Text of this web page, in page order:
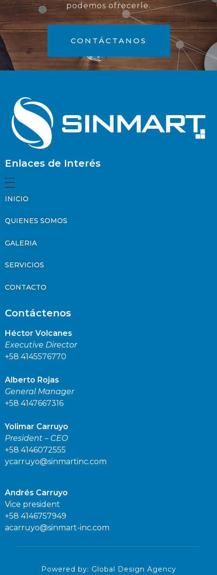
podemos ofrecerle.
CONTÁCTANOS
Enlaces de Interés
INICIO
QUIENES SOMOS
GALERIA
SERVICIOS
CONTACTO
Contáctenos
Héctor Volcanes
Executive Director
+58 4145576770
Alberto Rojas
General Manager
+58 4147667316
Yolimar Carruyo
President – CEO
+58 4146072555
ycarruyo@sinmartinc.com
Andrés Carruyo
Vice president
+58 4146757949
acarruyo@sinmart-inc.com
Powered by: Global Design Agency